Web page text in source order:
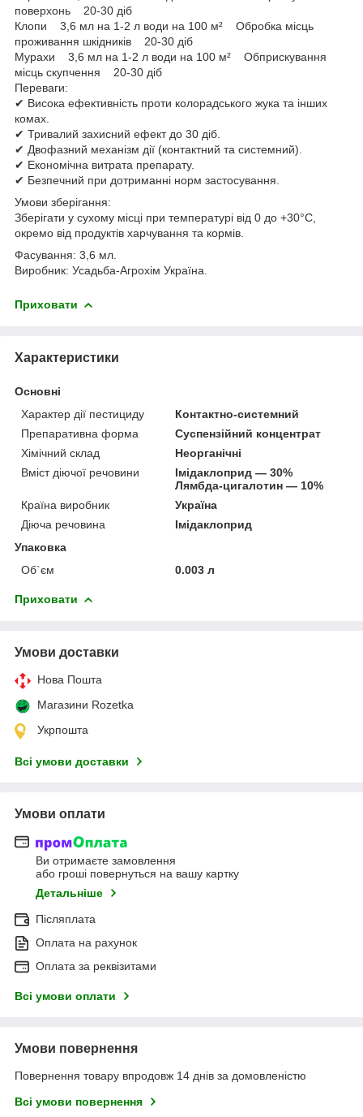
поверхонь 20-30 діб
Клопи 3,6 мл на 1-2 л води на 100 м² Обробка місць
проживання шкідників 20-30 діб
Мурахи 3,6 мл на 1-2 л води на 100 м² Обприскування
місць скупчення 20-30 діб
Переваги:
✔ Висока ефективність проти колорадського жука та інших
комах.
✔ Тривалий захисний ефект до 30 діб.
✔ Двофазний механізм дії (контактний та системний).
✔ Економічна витрата препарату.
✔ Безпечний при дотриманні норм застосування.
Умови зберігання:
Зберігати у сухому місці при температурі від 0 до +30°C,
окремо від продуктів харчування та кормів.
Фасування: 3,6 мл.
Виробник: Усадьба-Агрохім Україна.
Приховати
Характеристики
Основні
Характер дії пестициду
Контактно-системний
Препаративна форма
Суспензійний концентрат
Хімічний склад
Неорганічні
Вміст діючої речовини
Імідаклоприд — 30%
Лямбда-цигалотин — 10%
Країна виробник
Україна
Діюча речовина
Імідаклоприд
Упаковка
Об`єм
0.003 л
Приховати
Умови доставки
Нова Пошта
Магазини Rozetka
Укрпошта
Всі умови доставки
Умови оплати
Ви отримаєте замовлення
або гроші повернуться на вашу картку
Детальніше
Післяплата
Оплата на рахунок
Оплата за реквізитами
Всі умови оплати
Умови повернення
Повернення товару впродовж 14 днів за домовленістю
Всі умови повернення